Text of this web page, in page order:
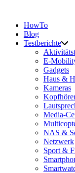
HowTo
Blog
Testberichte
E-
Gadgets
Haus &
Kameras
Media-
NAS &
Netzwerk
Sport &